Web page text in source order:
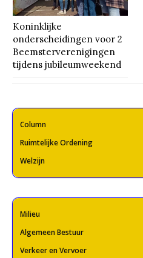
Koninklijke
onderscheidingen voor 2
Beemsterverenigingen
tijdens jubileumweekend
Column
Ruimtelijke Ordening
Welzijn
Milieu
Algemeen Bestuur
Verkeer en Vervoer